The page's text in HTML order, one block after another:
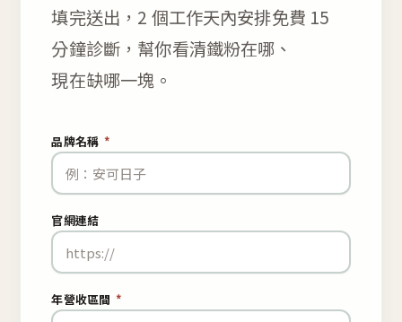
填完送出，2 個工作天內安排免費 15
分鐘診斷，幫你看清鐵粉在哪、
現在缺哪一塊。
品牌名稱 *
官網連結
年營收區間 *